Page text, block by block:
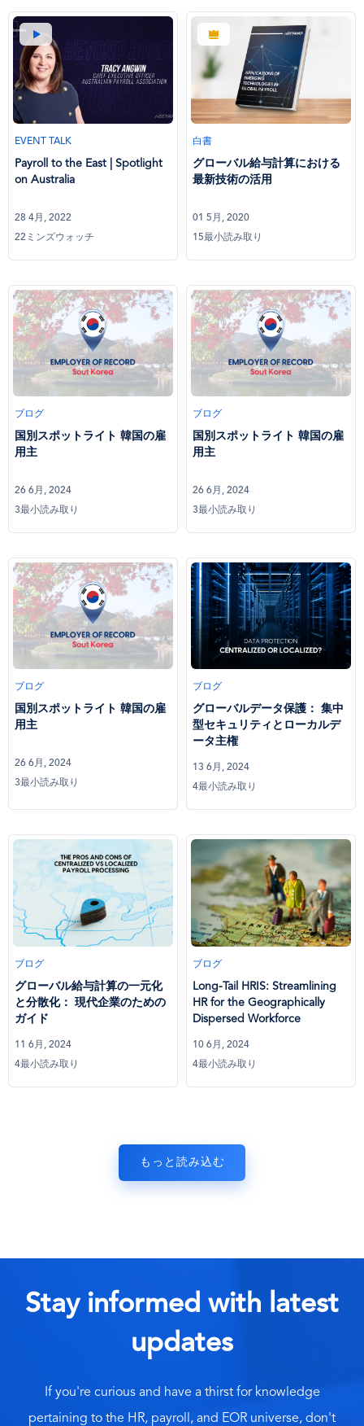
EVENT TALK
Payroll to the East | Spotlight
on Australia
28 4月, 2022
22ミンズウォッチ
白書
グローバル給与計算における
最新技術の活用
01 5月, 2020
15最小読み取り
ブログ
国別スポットライト 韓国の雇
用主
26 6月, 2024
3最小読み取り
ブログ
国別スポットライト 韓国の雇
用主
26 6月, 2024
3最小読み取り
ブログ
国別スポットライト 韓国の雇
用主
26 6月, 2024
3最小読み取り
ブログ
グローバルデータ保護： 集中
型セキュリティとローカルデ
ータ主権
13 6月, 2024
4最小読み取り
ブログ
グローバル給与計算の一元化
と分散化： 現代企業のための
ガイド
11 6月, 2024
4最小読み取り
ブログ
Long-Tail HRIS: Streamlining
HR for the Geographically
Dispersed Workforce
10 6月, 2024
4最小読み取り
もっと読み込む
Stay informed with latest
updates
If you're curious and have a thirst for knowledge
pertaining to the HR, payroll, and EOR universe, don't